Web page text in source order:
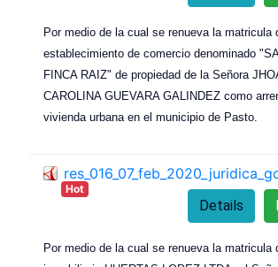
Por medio de la cual se renueva la matricula
establecimiento de comercio denominado
FINCA RAIZ" de propiedad de la Señora
CAROLINA GUEVARA GALINDEZ como
vivienda urbana en el municipio de Pasto.
Hot
Details
Por medio de la cual se renueva la matricula